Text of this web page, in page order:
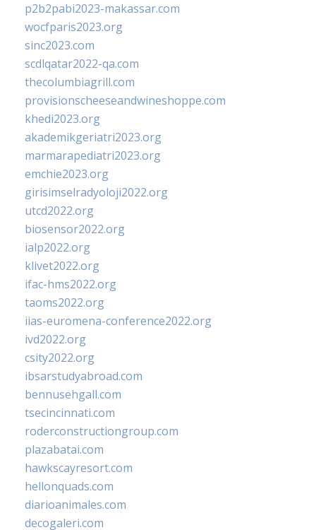
p2b2pabi2023-makassar.com
wocfparis2023.org
sinc2023.com
scdlqatar2022-qa.com
thecolumbiagrill.com
provisionscheeseandwineshoppe.com
khedi2023.org
akademikgeriatri2023.org
marmarapediatri2023.org
emchie2023.org
girisimselradyoloji2022.org
utcd2022.org
biosensor2022.org
ialp2022.org
klivet2022.org
ifac-hms2022.org
taoms2022.org
iias-euromena-conference2022.org
ivd2022.org
csity2022.org
ibsarstudyabroad.com
bennusehgall.com
tsecincinnati.com
roderconstructiongroup.com
plazabatai.com
hawkscayresort.com
hellonquads.com
diarioanimales.com
decogaleri.com